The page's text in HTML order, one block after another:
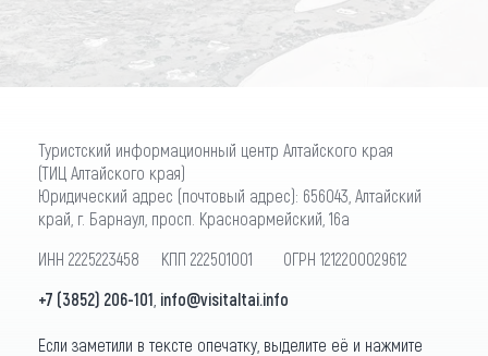
Туристский информационный центр Алтайского края
(ТИЦ Алтайского края)
Юридический адрес (почтовый адрес): 656043, Алтайский
край, г. Барнаул, просп. Красноармейский, 16а
ИНН 2225223458 КПП 222501001 ОГРН 1212200029612
+7 (3852) 206-101 info@visitaltai.info
Если заметили в тексте опечатку, выделите её и нажмите